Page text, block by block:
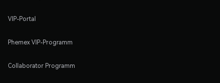
VIP-Portal
Phemex VIP-Programm
Collaborator Programm